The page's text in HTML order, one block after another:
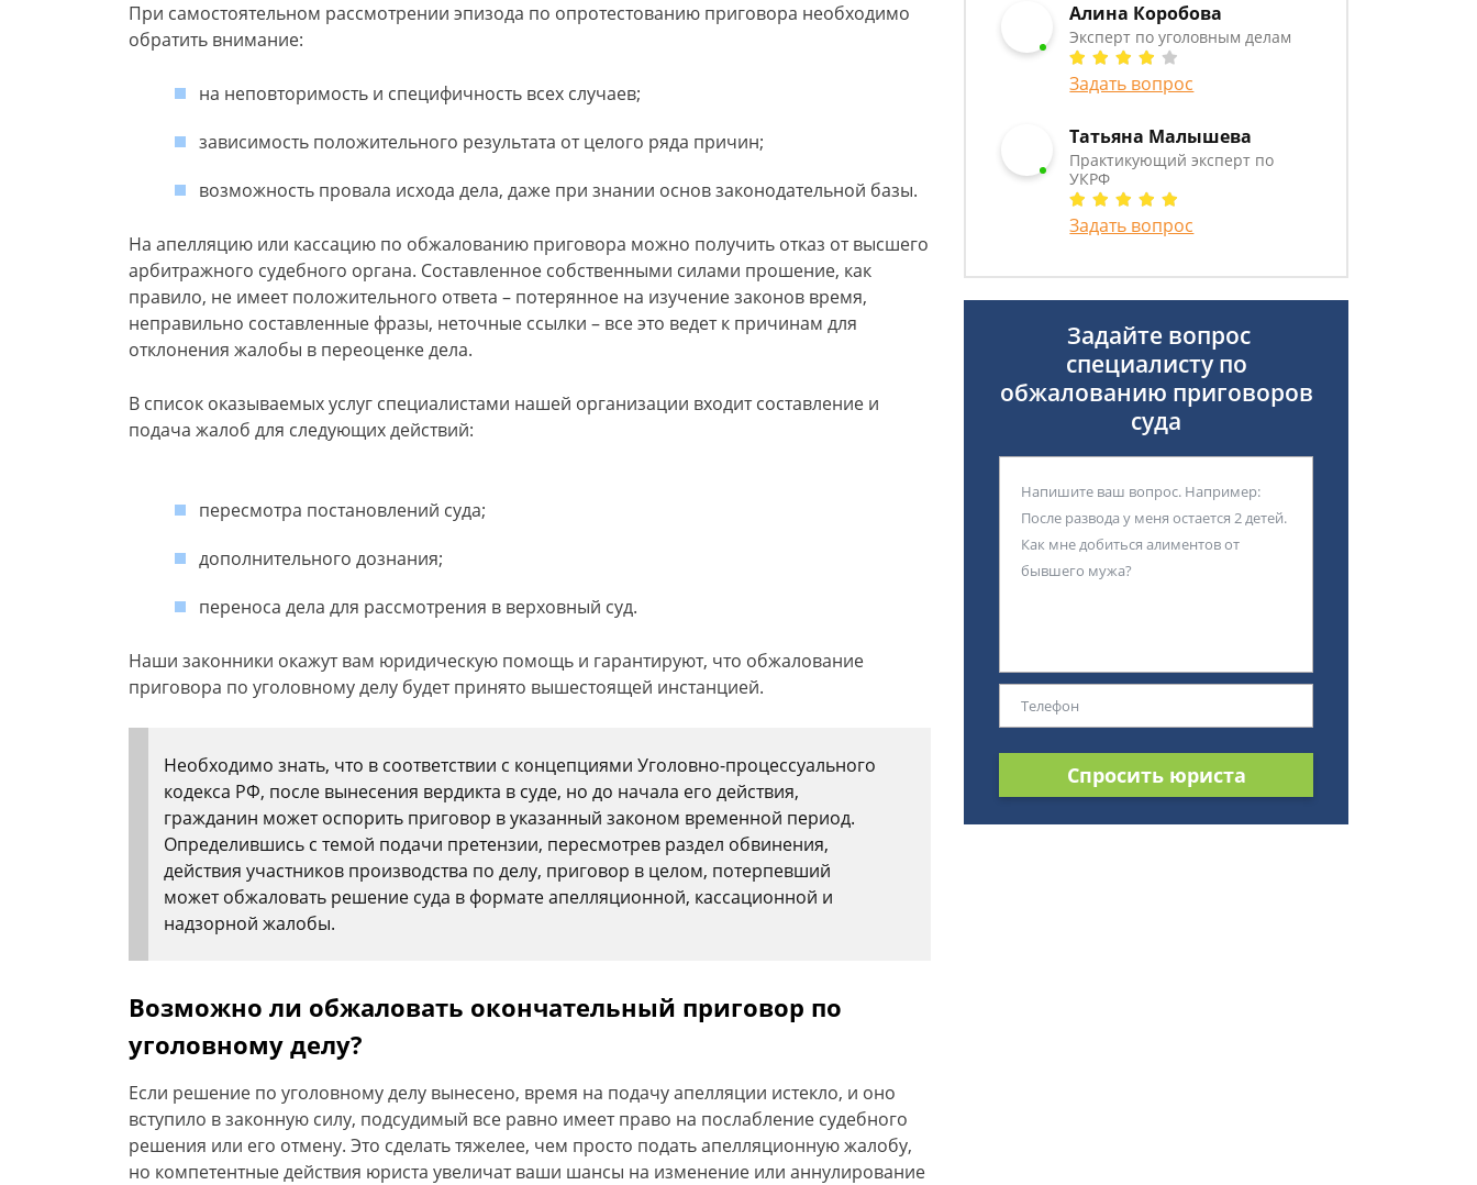
При самостоятельном рассмотрении эпизода по опротестованию приговора необходимо
обратить внимание:
на неповторимость и специфичность всех случаев;
зависимость положительного результата от целого ряда причин;
возможность провала исхода дела, даже при знании основ законодательной базы.
На апелляцию или кассацию по обжалованию приговора можно получить отказ от высшего
арбитражного судебного органа. Составленное собственными силами прошение, как
правило, не имеет положительного ответа – потерянное на изучение законов время,
неправильно составленные фразы, неточные ссылки – все это ведет к причинам для
отклонения жалобы в переоценке дела.
В список оказываемых услуг специалистами нашей организации входит составление и
подача жалоб для следующих действий:
пересмотра постановлений суда;
дополнительного дознания;
переноса дела для рассмотрения в верховный суд.
Наши законники окажут вам юридическую помощь и гарантируют, что обжалование
приговора по уголовному делу будет принято вышестоящей инстанцией.
Необходимо знать, что в соответствии с концепциями Уголовно-процессуального
кодекса РФ, после вынесения вердикта в суде, но до начала его действия,
гражданин может оспорить приговор в указанный законом временной период.
Определившись с темой подачи претензии, пересмотрев раздел обвинения,
действия участников производства по делу, приговор в целом, потерпевший
может обжаловать решение суда в формате апелляционной, кассационной и
надзорной жалобы.
Возможно ли обжаловать окончательный приговор по
уголовному делу?
Если решение по уголовному делу вынесено, время на подачу апелляции истекло, и оно
вступило в законную силу, подсудимый все равно имеет право на послабление судебного
решения или его отмену. Это сделать тяжелее, чем просто подать апелляционную жалобу,
но компетентные действия юриста увеличат ваши шансы на изменение или аннулирование
Алина Коробова
Эксперт по уголовным делам
Задать вопрос
Татьяна Малышева
Практикующий эксперт по
УКРФ
Задать вопрос
Задайте вопрос
специалисту по
обжалованию приговоров
суда
Спросить юриста